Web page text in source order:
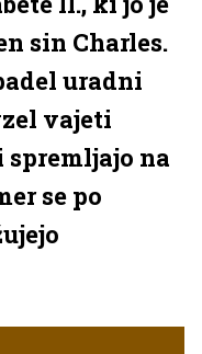
sin Charles.
uradni
vajeti
na
se po